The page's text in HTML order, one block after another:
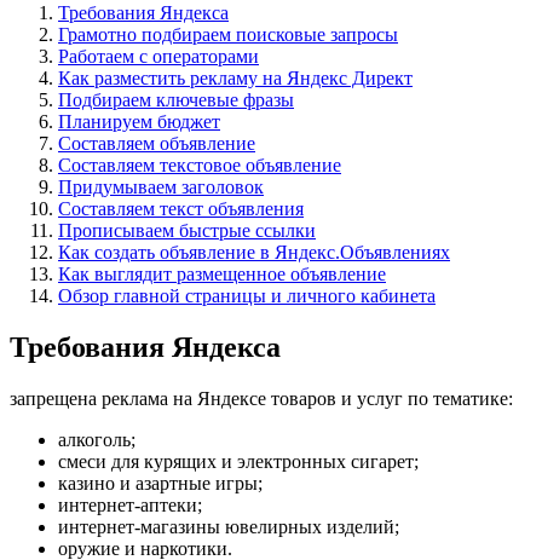
Требования Яндекса
Грамотно подбираем поисковые запросы
Работаем с операторами
Как разместить рекламу на Яндекс Директ
Подбираем ключевые фразы
Планируем бюджет
Составляем объявление
Составляем текстовое объявление
Придумываем заголовок
Составляем текст объявления
Прописываем быстрые ссылки
Как создать объявление в Яндекс.Объявлениях
Как выглядит размещенное объявление
Обзор главной страницы и личного кабинета
Требования Яндекса
запрещена реклама на Яндексе товаров и услуг по тематике:
алкоголь;
смеси для курящих и электронных сигарет;
казино и азартные игры;
интернет-аптеки;
интернет-магазины ювелирных изделий;
оружие и наркотики.